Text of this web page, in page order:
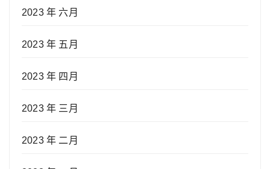
2023 年 六月
2023 年 五月
2023 年 四月
2023 年 三月
2023 年 二月